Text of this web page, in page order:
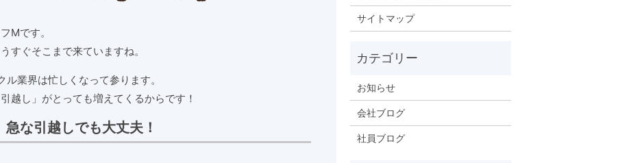
Mです。
すぐそこまで来ていますね。
業界は忙しくなって参ります。
越し」がとっても増えてくるからです！
急な引越しでも大丈夫！
サイトマップ
お知らせ
会社ブログ
社員ブログ